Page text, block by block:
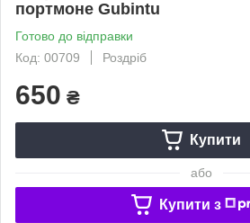
портмоне Gubintu
Готово до відправки
Код: 00709
Роздріб
650 ₴
Купити
або
Купити з